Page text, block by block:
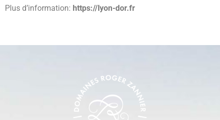
Plus d’information: https://lyon-dor.fr